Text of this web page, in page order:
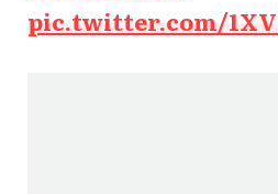
pic.twitter.com/